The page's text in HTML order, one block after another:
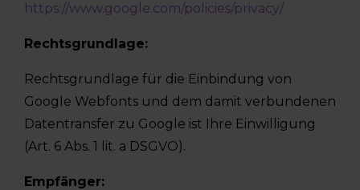
https://www.google.com/policies/privacy/
Rechtsgrundlage:
Rechtsgrundlage für die Einbindung von
Google Webfonts und dem damit verbundenen
Datentransfer zu Google ist Ihre Einwilligung
(Art. 6 Abs. 1 lit. a DSGVO).
Empfänger: